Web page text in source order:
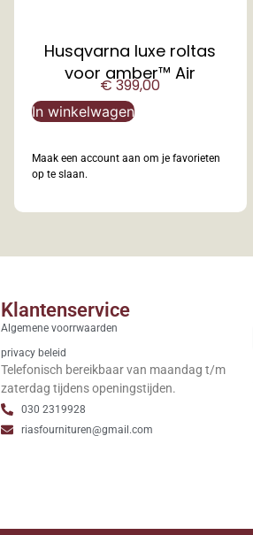
Husqvarna luxe roltas
voor amber™ Air
€399,00
In winkelwagen
Maak een account aan om je favorieten
op te slaan.
Klantenservice
Algemene voorrwaarden
privacy beleid
Telefonisch bereikbaar van maandag t/m
zaterdag tijdens openingstijden.
030 2319928
riasfournituren@gmail.com